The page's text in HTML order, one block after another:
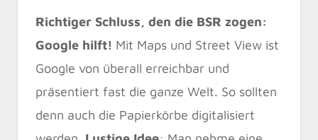
Richtiger Schluss, den die BSR zogen:
Google hilft! Mit Maps und Street View ist
Google von überall erreichbar und
präsentiert fast die ganze Welt. So sollten
denn auch die Papierkörbe digitalisiert